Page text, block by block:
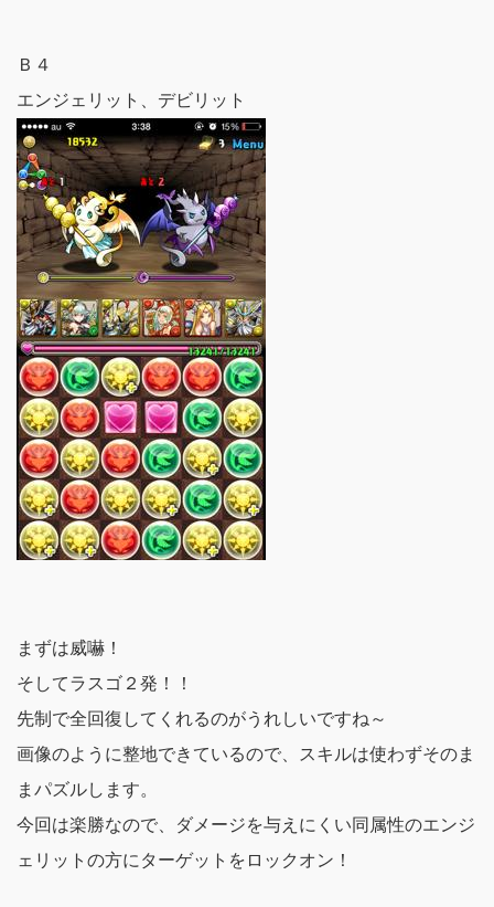
Ｂ４
エンジェリット、デビリット
まずは威嚇！
そしてラスゴ２発！！
先制で全回復してくれるのがうれしいですね～
画像のように整地できているので、スキルは使わずそのま
まパズルします。
今回は楽勝なので、ダメージを与えにくい同属性のエンジ
ェリットの方にターゲットをロックオン！